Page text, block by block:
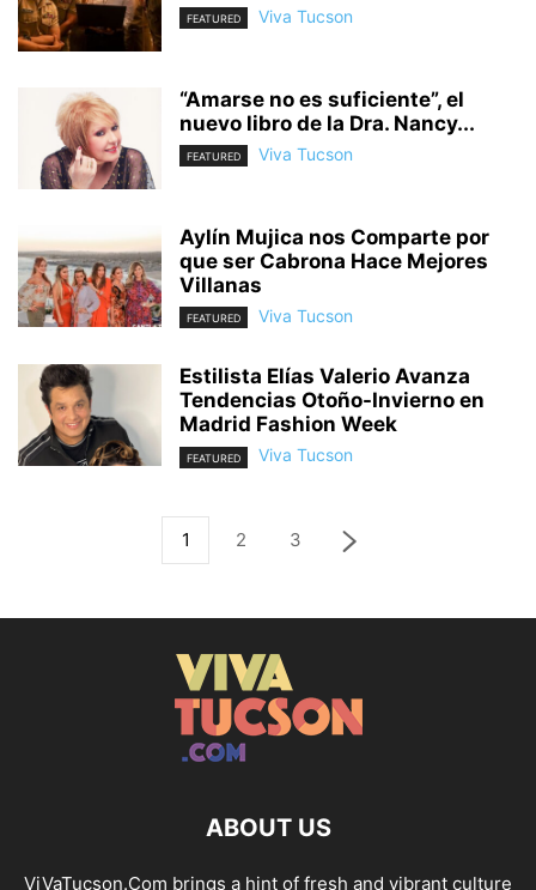
FEATURED Viva Tucson
“Amarse no es suficiente”, el
nuevo libro de la Dra. Nancy...
FEATURED Viva Tucson
Aylín Mujica nos Comparte por
que ser Cabrona Hace Mejores
Villanas
FEATURED Viva Tucson
Estilista Elías Valerio Avanza
Tendencias Otoño-Invierno en
Madrid Fashion Week
FEATURED Viva Tucson
1 2 3
ABOUT US
ViVaTucson.Com brings a hint of fresh and vibrant culture